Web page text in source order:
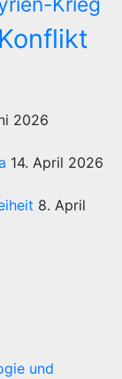
2026
14. April 2026
8. April
und